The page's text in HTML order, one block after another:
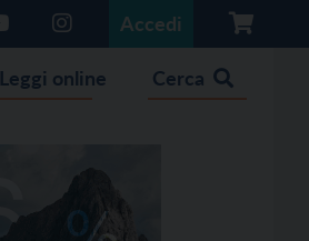
Accedi
Leggi online Cerca